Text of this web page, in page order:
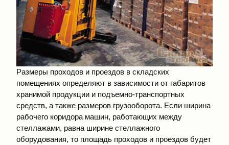
Размеры проходов и проездов в складских
помещениях определяют в зависимости от габаритов
хранимой продукции и подъемно-транспортных
средств, а также размеров грузооборота. Если ширина
рабочего коридора машин, работающих между
стеллажами, равна ширине стеллажного
оборудования, то площадь проходов и проездов будет